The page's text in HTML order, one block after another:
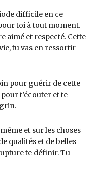
difficile en ce
toi à tout moment.
aimé et respecté. Cette
tu vas en ressortir
pour guérir de cette
t’écouter et te
et sur les choses
qualités et de belles
te définir. Tu